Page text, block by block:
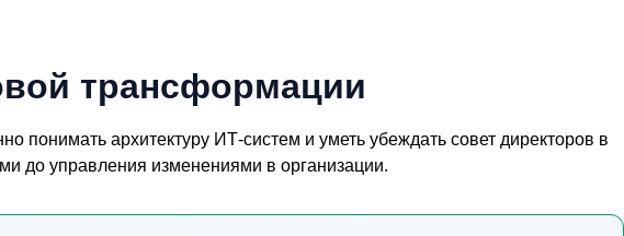
трансформации
понимать архитектуру ИТ-систем и уметь убеждать совет директоров в
до управления изменениями в организации.